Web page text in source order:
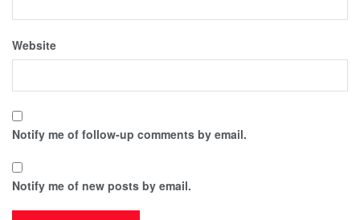
Website
Notify me of follow-up comments by email.
Notify me of new posts by email.